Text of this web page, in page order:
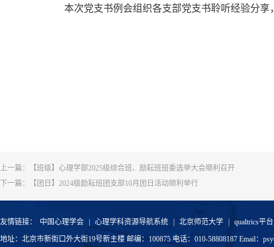
本次党支书例会组织各支部党支书聆听经验分
上一篇：
【班级】心理学部2025级综合班、励耘班班委选举大会顺利召开
下一篇：
【团日】2024级励耘班团支部10月团日活动顺利举行
友情链接： 中国心理学会 心理学科资源导航系统 北京师范大学
qualtrics平台
地址：北京市新街口外大街19号新主楼 邮编：100875 电话：010-58808187 Email：